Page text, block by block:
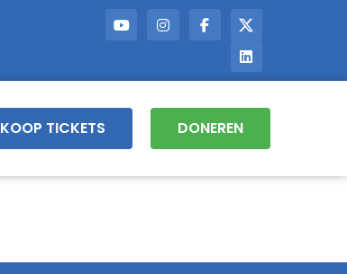
KOOP TICKETS DONEREN